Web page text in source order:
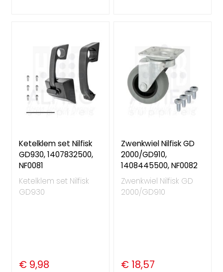
Ketelklem set Nilfisk
GD930, 1407832500,
NF0081
Ketelklem set Nilfisk
GD930
€ 9,98
Zwenkwiel Nilfisk GD
2000/GD910,
1408445500, NF0082
Zwenkwiel Nilfisk GD
2000/GD910
€ 18,57